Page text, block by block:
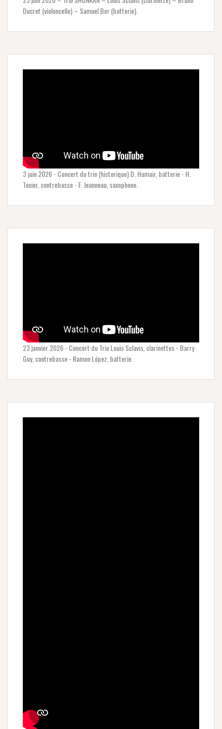
Ducret (violoncelle) – Samuel Ber (batterie).
3 juin 2026 - Concert du trio (historique) D. Humair, batterie - H.
Texier, contrebasse - F. Jeanneau, saxophone.
23 janvier 2026 - Concert du Trio Louis Sclavis, clarinettes - Barry
Guy, contrebasse - Ramon López, batterie.